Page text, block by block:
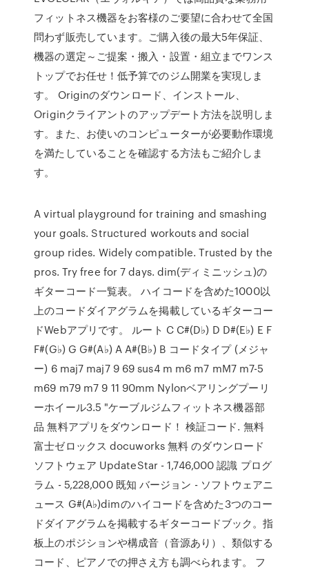
フィットネス機器をお客様のご要望に合わせて全国
問わず販売しています。ご購入後の最大5年保証、
機器の選定～ご提案・搬入・設置・組立までワンス
トップでお任せ！低予算でのジム開業を実現しま
す。 Originのダウンロード、インストール、
Originクライアントのアップデート方法を説明しま
す。また、お使いのコンピューターが必要動作環境
を満たしていることを確認する方法もご紹介しま
す。
A virtual playground for training and smashing
your goals. Structured workouts and social
group rides. Widely compatible. Trusted by the
pros. Try free for 7 days. dim(ディミニッシュ)の
ギターコード一覧表。 ハイコードを含めた1000以
上のコードダイアグラムを掲載しているギターコー
ドWebアプリです。 ルート C C#(D♭) D D#(E♭) E F
F#(G♭) G G#(A♭) A A#(B♭) B コードタイプ (メジャ
ー) 6 maj7 maj7 9 69 sus4 m m6 m7 mM7 m7-5
m69 m79 m7 9 11 90mm Nylonベアリングプーリ
ーホイール3.5 "ケーブルジムフィットネス機器部
品 無料アプリをダウンロード！ 検証コード. 無料
富士ゼロックス docuworks 無料 のダウンロード
ソフトウェア UpdateStar - 1,746,000 認識 プログ
ラム - 5,228,000 既知 バージョン - ソフトウェアニ
ュース G#(A♭)dimのハイコードを含めた3つのコー
ドダイアグラムを掲載するギターコードブック。指
板上のポジションや構成音（音源あり）、類似する
コード、ピアノでの押さえ方も調べられます。 フ